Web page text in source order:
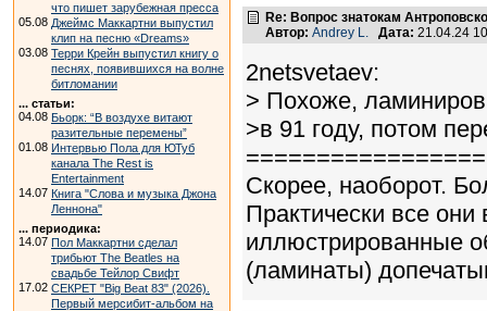
что пишет зарубежная пресса
05.08 Джеймс Маккартни выпустил
клип на песню «Dreams»
03.08 Терри Крейн выпустил книгу о
песнях, появившихся на волне
битломании
... статьи:
04.08 Бьорк: “В воздухе витают
разительные перемены”
01.08 Интервью Пола для ЮТуб
канала The Rest is
Entertainment
14.07 Книга "Слова и музыка Джона
Леннона"
... периодика:
14.07 Пол Маккартни сделал
трибьют The Beatles на
свадьбе Тейлор Свифт
17.02 СЕКРЕТ "Big Beat 83" (2026).
Первый мерсибит-альбом на
Re: Вопрос знатокам
Автор: Andrey L. Дата: 21.04.24
2netsvetaev:
> Похоже,
>в 91 году, потом
Скорее, наоборот.
Практически все они
иллюстрированные
(ламинаты)